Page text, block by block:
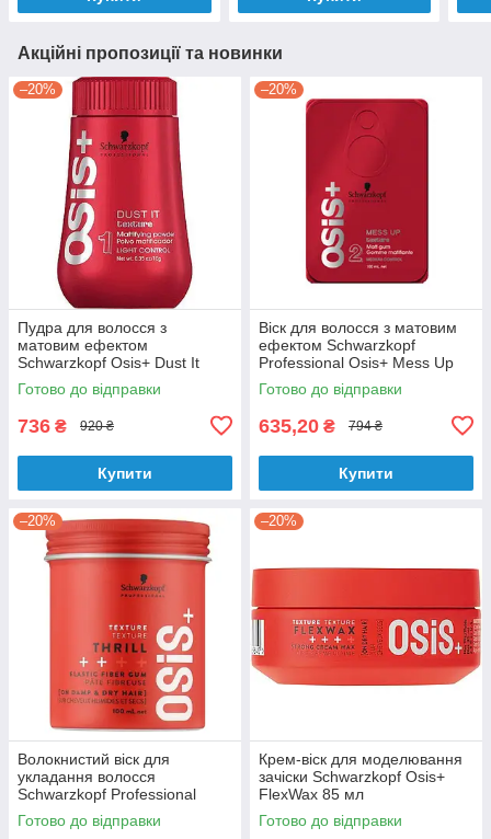
Акційні пропозиції та новинки
–20%
Пудра для волосся з
матовим ефектом
Schwarzkopf Osis+ Dust It
Mattifying Powder 10 г
Готово до відправки
736 ₴ 920 ₴
Купити
–20%
Віск для волосся з матовим
ефектом Schwarzkopf
Professional Osis+ Mess Up
Matt Gum 100 мл
Готово до відправки
635,20 ₴ 794 ₴
Купити
–20%
Волокнистий віск для
укладання волосся
Schwarzkopf Professional
Osis+ Thrill Texture Fibre Gum
100 мл
Готово до відправки
–20%
Крем-віск для моделювання
зачіски Schwarzkopf Osis+
FlexWax 85 мл
Готово до відправки